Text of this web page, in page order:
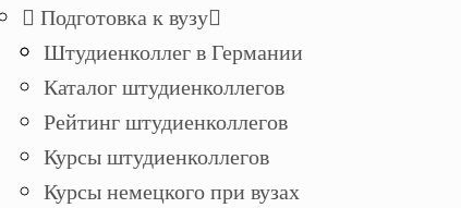
Подготовка к вузу
Штудиенколлег в Германии
Каталог штудиенколлегов
Рейтинг штудиенколлегов
Курсы штудиенколлегов
Курсы немецкого при вузах